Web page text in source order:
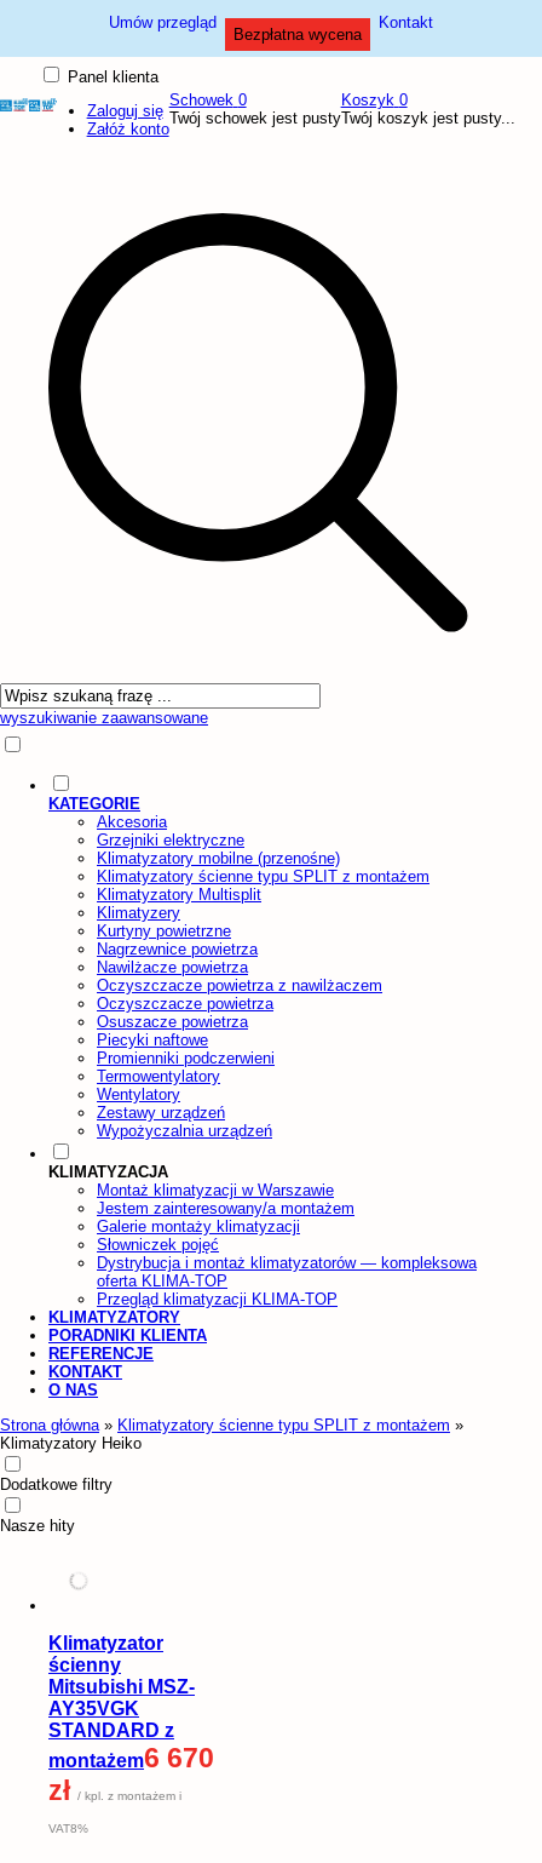
Umów przegląd
Bezpłatna wycena
Kontakt
Panel klienta
Zaloguj się
Załóż konto
Schowek 0
Twój schowek jest pusty
Koszyk 0
Twój koszyk jest pusty...
wyszukiwanie zaawansowane
KATEGORIE
Akcesoria
Grzejniki elektryczne
Klimatyzatory mobilne (przenośne)
Klimatyzatory ścienne typu SPLIT z montażem
Klimatyzatory Multisplit
Klimatyzery
Kurtyny powietrzne
Nagrzewnice powietrza
Nawilżacze powietrza
Oczyszczacze powietrza z nawilżaczem
Oczyszczacze powietrza
Osuszacze powietrza
Piecyki naftowe
Promienniki podczerwieni
Termowentylatory
Wentylatory
Zestawy urządzeń
Wypożyczalnia urządzeń
KLIMATYZACJA
Montaż klimatyzacji w Warszawie
Jestem zainteresowany/a montażem
Galerie montaży klimatyzacji
Słowniczek pojęć
Dystrybucja i montaż klimatyzatorów — kompleksowa
oferta KLIMA-TOP
Przegląd klimatyzacji KLIMA-TOP
KLIMATYZATORY
PORADNIKI KLIENTA
REFERENCJE
KONTAKT
O NAS
Strona główna » Klimatyzatory ścienne typu SPLIT z montażem »
Klimatyzatory Heiko
Dodatkowe filtry
Nasze hity
Klimatyzator
ścienny
Mitsubishi MSZ-
AY35VGK
STANDARD z
montażem6 670
zł / kpl. z montażem i
VAT8%